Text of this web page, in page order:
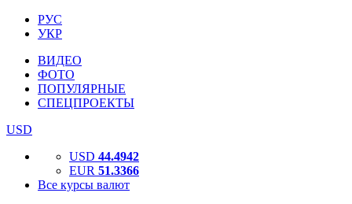
РУС
УКР
ВИДЕО
ФОТО
ПОПУЛЯРНЫЕ
СПЕЦПРОЕКТЫ
USD
USD 44.4942
EUR 51.3366
Все курсы валют